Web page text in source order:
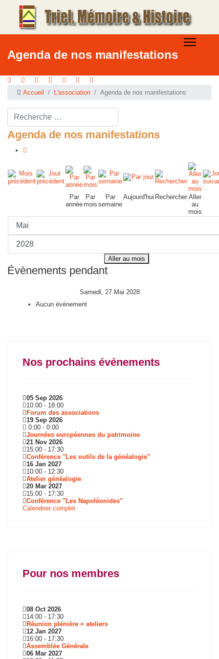
Agenda de nos manifestations
Accueil L'association Agenda de nos manifestations
Rechercher ...
Agenda de nos manifestations
Par
année
Par
mois
Par
semaine
Aujourd'hui Rechercher Aller
au
mois
Aller au mois
Évènements pendant
Samedi, 27 Mai 2028
Aucun évènement
Nos prochains événements
05 Sep 2026
10:00 - 18:00
Forum des associations
19 Sep 2026
0:00 - 0:00
Journées européennes du patrimoine
21 Nov 2026
15:00 - 17:30
Conférence "Les outils de la généalogie"
16 Jan 2027
10:00 - 12:30
Atelier généalogie
20 Mar 2027
15:00 - 17:30
Conférence "Les Napoléonides"
Calendrier complet
Pour nos membres
08 Oct 2026
14:00 - 17:30
Réunion plénière + ateliers
12 Jan 2027
16:00 - 17:30
Assemblée Générale
06 Mar 2027